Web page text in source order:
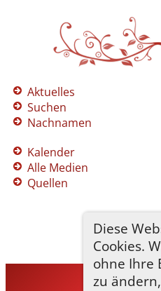
Diese
Cookies.
ohne Ihre
zu
Aktuelles
Suchen
Nachnamen
Kalender
Alle Medien
Quellen
TNG-